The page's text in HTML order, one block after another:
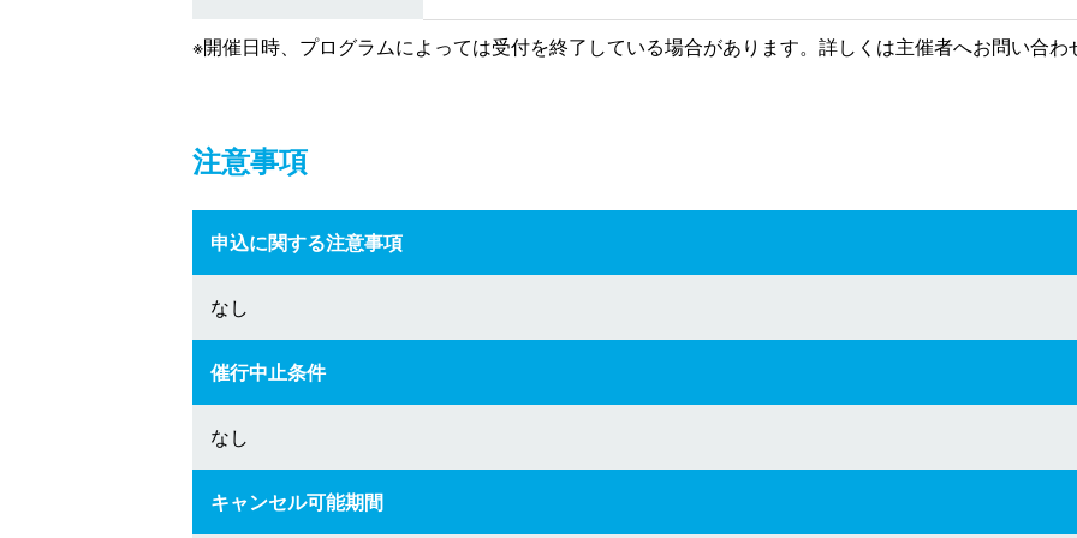
※開催日時、プログラムによっては受付を終了している場合があります。詳しくは主催者へお問い合わ
注意事項
申込に関する注意事項
なし
催行中止条件
なし
キャンセル可能期間